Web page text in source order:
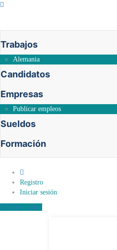
Trabajos
Alemania
Candidatos
Empresas
Publicar empleos
Sueldos
Formación
Registro
Iniciar sesión
Elige tu plan